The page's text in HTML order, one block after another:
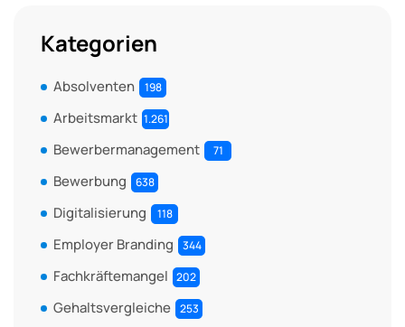
Kategorien
Absolventen 198
Arbeitsmarkt 1.261
Bewerbermanagement 71
Bewerbung 638
Digitalisierung 118
Employer Branding 344
Fachkräftemangel 202
Gehaltsvergleiche 253